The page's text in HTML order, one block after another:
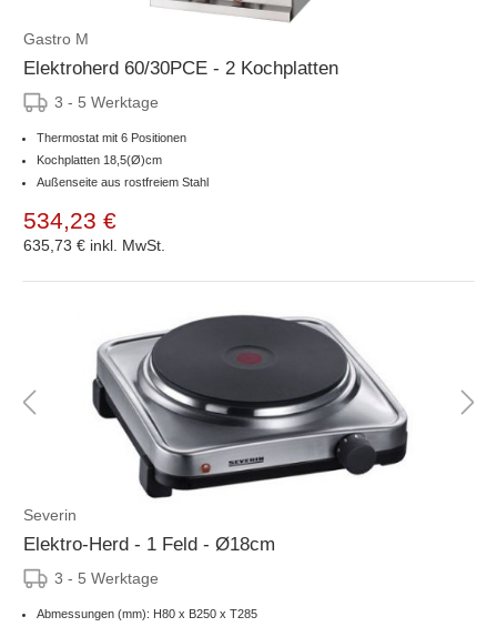
Gastro M
Elektroherd 60/30PCE - 2 Kochplatten
3 - 5 Werktage
Thermostat mit 6 Positionen
Kochplatten 18,5(Ø)cm
Außenseite aus rostfreiem Stahl
534,23 €
635,73 € inkl. MwSt.
Severin
Elektro-Herd - 1 Feld - Ø18cm
3 - 5 Werktage
Abmessungen (mm): H80 x B250 x T285